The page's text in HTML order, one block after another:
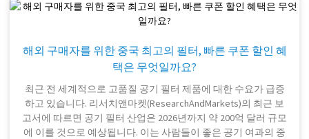
수 있습니다. 또한, 성능과 에너지 소비량도 중요한 요소이므로
꼭 확인하세요. 가능하다면 구매 전에 여러 모델을 직접 사용해
동하는 것은 아니니까요. 소음이 심하거나, 작동이 느리거나, 제
대로 작동하지 않는 제품도 있을 수 있습니다. 일상적인 물 마시
수기를 고르는 데 도움이 될 거예요. 직감을 믿되, 후기도 살펴보
고 전문가의 의견도 구해보세요. 그렇게 하면 예상치 못한 문제
없이 자신에게 딱 맞는 정수기를 찾을 가능성이 높아집니다.
해외 구매자를 위한 중국 최고의 필터, 빠른 쿠폰 할인 혜
택은 무엇일까요?
최근 전 세계적으로 고품질 공기 필터 제품에 대한 수요가 급증
하고 있습니다. 리서치앤마켓(ResearchAndMarkets)의 최근 보
고서에 따르면 공기 필터 산업은 2026년까지 약 200억 달러 규모
에 이를 것으로 예상됩니다. 이는 사람들이 좋은 공기 여과의 중